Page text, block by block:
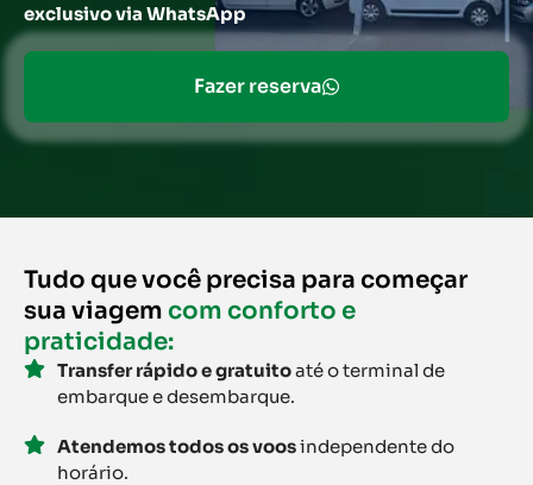
exclusivo via WhatsApp
Fazer reserva
Tudo que você precisa para começar
sua viagem com conforto e
praticidade:
Transfer rápido e gratuitoaté o terminal de
embarque e desembarque.
Atendemos todos os voosindependente do
horário.